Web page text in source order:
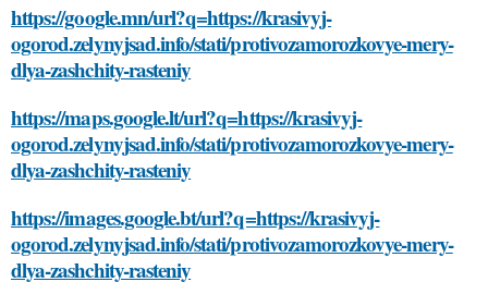
https://google.mn/url?q=https://krasivyj-
ogorod.zelynyjsad.info/stati/protivozamorozkovye-mery-
dlya-zashchity-rasteniy
https://maps.google.lt/url?q=https://krasivyj-
ogorod.zelynyjsad.info/stati/protivozamorozkovye-mery-
dlya-zashchity-rasteniy
https://images.google.bt/url?q=https://krasivyj-
ogorod.zelynyjsad.info/stati/protivozamorozkovye-mery-
dlya-zashchity-rasteniy